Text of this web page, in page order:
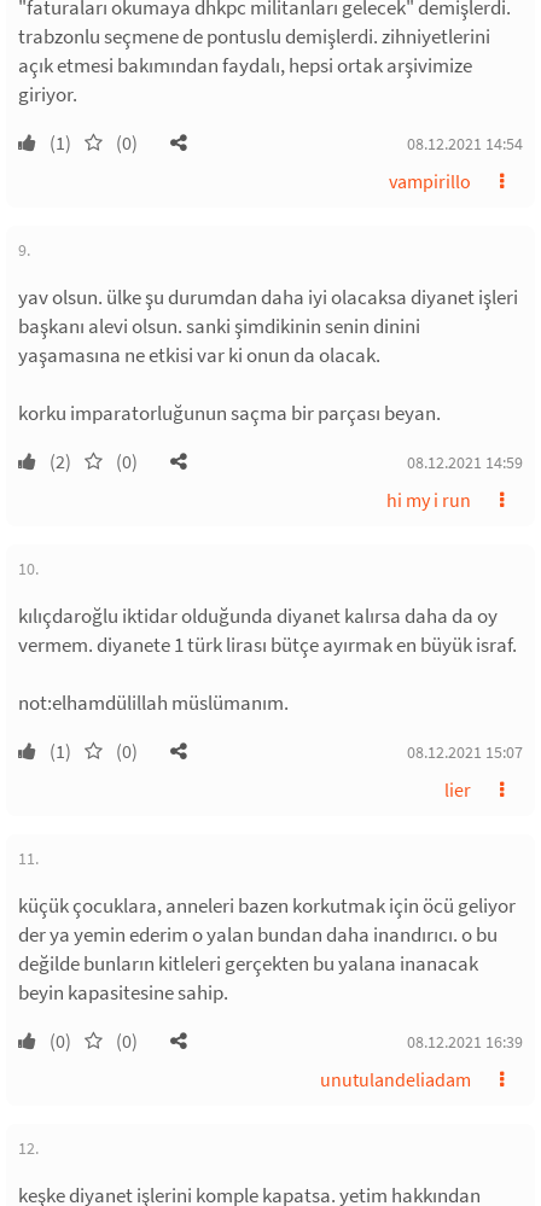
"faturaları okumaya dhkpc militanları gelecek" demişlerdi.
trabzonlu seçmene de pontuslu demişlerdi. zihniyetlerini
açık etmesi bakımından faydalı, hepsi ortak arşivimize
giriyor.
(1) (0) 08.12.2021 14:54
vampirillo
9.
yav olsun. ülke şu durumdan daha iyi olacaksa diyanet işleri
başkanı alevi olsun. sanki şimdikinin senin dinini
yaşamasına ne etkisi var ki onun da olacak.
korku imparatorluğunun saçma bir parçası beyan.
(2) (0) 08.12.2021 14:59
hi my i run
10.
kılıçdaroğlu iktidar olduğunda diyanet kalırsa daha da oy
vermem. diyanete 1 türk lirası bütçe ayırmak en büyük israf.
not:elhamdülillah müslümanım.
(1) (0) 08.12.2021 15:07
lier
11.
küçük çocuklara, anneleri bazen korkutmak için öcü geliyor
der ya yemin ederim o yalan bundan daha inandırıcı. o bu
değilde bunların kitleleri gerçekten bu yalana inanacak
beyin kapasitesine sahip.
(0) (0) 08.12.2021 16:39
unutulandeliadam
12.
keşke diyanet işlerini komple kapatsa. yetim hakkından